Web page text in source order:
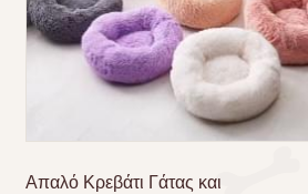
Απαλό Κρεβάτι Γάτας και